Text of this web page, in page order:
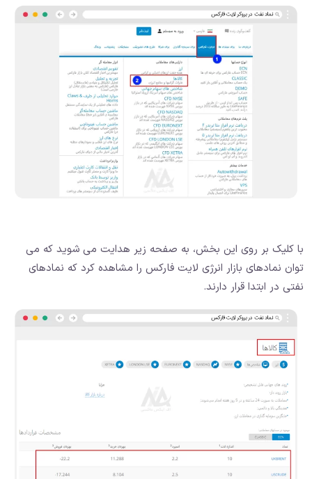
با کلیک بر روی این بخش، به صفحه زیر هدایت می شوید که می
توان نمادهای بازار انرژی لایت فارکس را مشاهده کرد که نمادهای
نفتی در ابتدا قرار دارند.